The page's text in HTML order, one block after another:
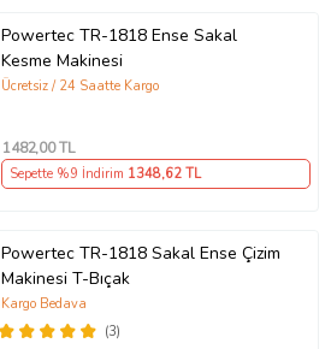
Powertec TR-1818 Ense Sakal
Kesme Makinesi
Ücretsiz / 24 Saatte Kargo
1482,00 TL
Sepette %9 İndirim 1348,62 TL
Powertec TR-1818 Sakal Ense Çizim
Makinesi T-Bıçak
(3)
Kargo Bedava